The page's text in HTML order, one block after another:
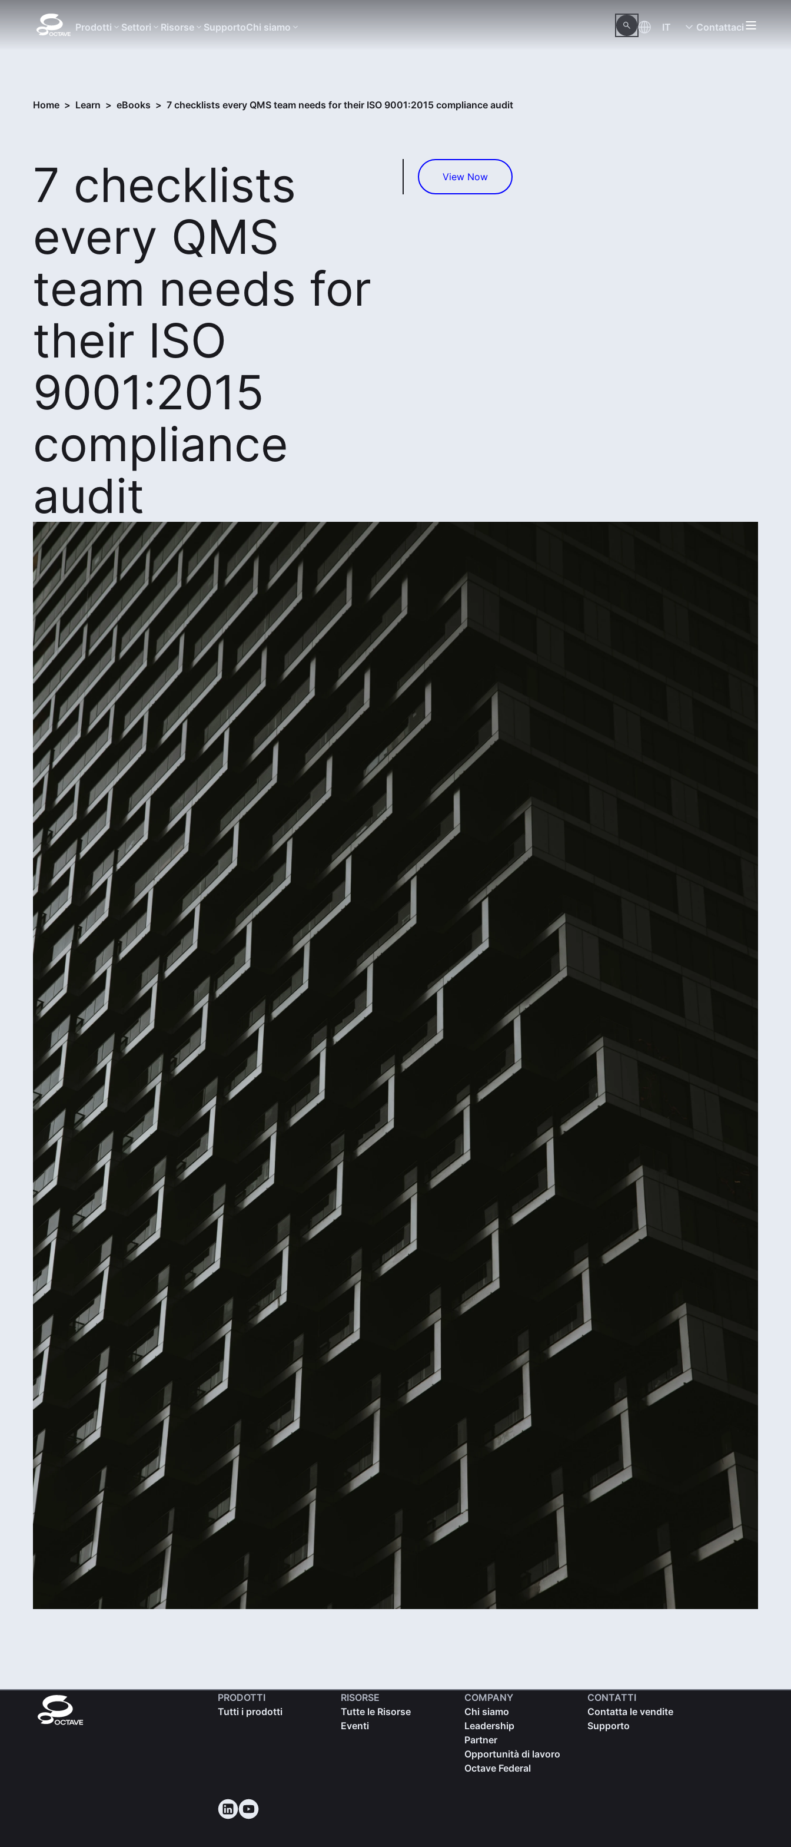
Prodotti Settori Risorse SupportoChi siamo IT Contattaci
Home > Learn > eBooks > 7 checklists every QMS team needs for their ISO 9001:2015 compliance audit
7 checklists
every QMS
team needs for
their ISO
9001:2015
compliance
audit
View Now
PRODOTTI
Tutti i prodotti
RISORSE
Tutte le Risorse
Eventi
COMPANY
Chi siamo
Leadership
Partner
Opportunità di lavoro
Octave Federal
CONTATTI
Contatta le vendite
Supporto